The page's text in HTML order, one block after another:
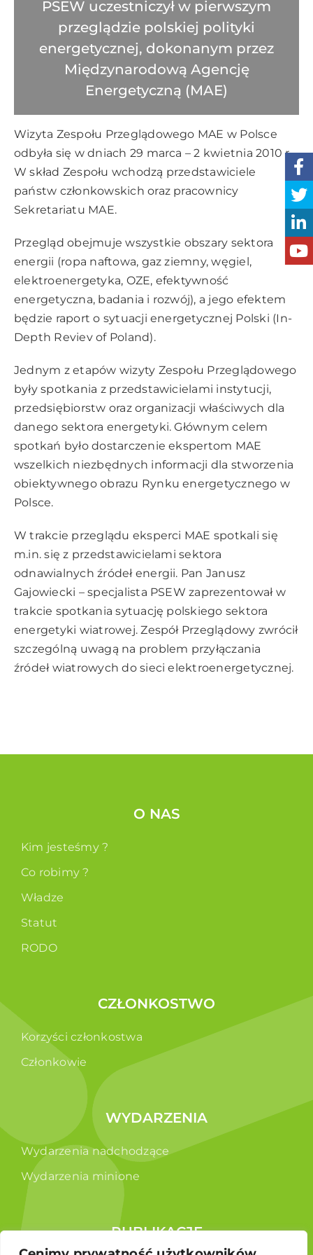
PSEW uczestniczył w pierwszym
przeglądzie polskiej polityki
energetycznej, dokonanym przez
Międzynarodową Agencję
Energetyczną (MAE)
Wizyta Zespołu Przeglądowego MAE w Polsce
odbyła się w dniach 29 marca – 2 kwietnia 2010 r.
W skład Zespołu wchodzą przedstawiciele
państw członkowskich oraz pracownicy
Sekretariatu MAE.
Przegląd obejmuje wszystkie obszary sektora
energii (ropa naftowa, gaz ziemny, węgiel,
elektroenergetyka, OZE, efektywność
energetyczna, badania i rozwój), a jego efektem
będzie raport o sytuacji energetycznej Polski (In-
Depth Reviev of Poland).
Jednym z etapów wizyty Zespołu Przeglądowego
były spotkania z przedstawicielami instytucji,
przedsiębiorstw oraz organizacji właściwych dla
danego sektora energetyki. Głównym celem
spotkań było dostarczenie ekspertom MAE
wszelkich niezbędnych informacji dla stworzenia
obiektywnego obrazu Rynku energetycznego w
Polsce.
W trakcie przeglądu eksperci MAE spotkali się
m.in. się z przedstawicielami sektora
odnawialnych źródeł energii. Pan Janusz
Gajowiecki – specjalista PSEW zaprezentował w
trakcie spotkania sytuację polskiego sektora
energetyki wiatrowej. Zespół Przeglądowy zwrócił
szczególną uwagą na problem przyłączania
źródeł wiatrowych do sieci elektroenergetycznej.
O NAS
Kim jesteśmy ?
Co robimy ?
Władze
Statut
RODO
CZŁONKOSTWO
Korzyści członkostwa
Członkowie
WYDARZENIA
Wydarzenia nadchodzące
Wydarzenia minione
PUBLIKACJE